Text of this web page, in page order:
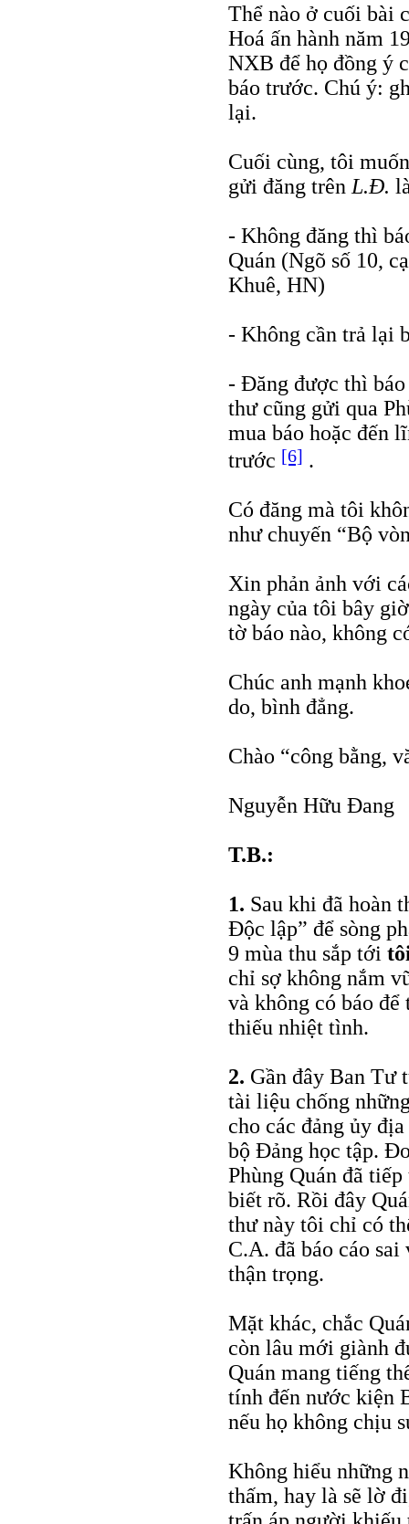
Thể nào ở cuối bài
Hoá ấn hành năm
NXB để họ đồng ý
báo trước. Chú ý:
lại.
Cuối cùng, tôi
gửi đăng trên L.Đ.
- Không đăng thì
Quán (Ngõ số 10,
Khuê, HN)
- Không cần trả lại
- Đăng được thì
thư cũng gửi qua
mua báo hoặc đến
trước [6] .
Có đăng mà tôi
như chuyến “Bộ
Xin phản ảnh với
ngày của tôi bây
tờ báo nào, không
Chúc anh mạnh
do, bình đẳng.
Chào “công bằng,
Nguyễn Hữu Đang
T.B.:
1. Sau khi đã hoàn
Độc lập” để sòng
9 mùa thu sắp tới
chỉ sợ không nắm
và không có báo
thiếu nhiệt tình.
2. Gần đây Ban Tư
tài liệu chống
cho các đảng ủy
bộ Đảng học tập.
Phùng Quán đã
biết rõ. Rồi đây
thư này tôi chỉ có
C.A. đã báo cáo
thận trọng.
Mặt khác, chắc
còn lâu mới giành
Quán mang tiếng
tính đến nước kiện
nếu họ không chịu
Không hiểu những
thấm, hay là sẽ lờ